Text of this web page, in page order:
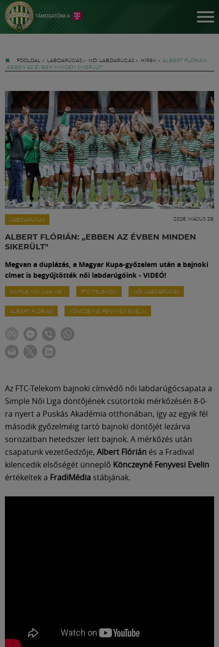
FŐOLDAL » LABDARÚGÁS » NŐI LABDARÚGÁS » HÍREK » ALBERT FLÓRIÁN:
„EBBEN AZ ÉVBEN MINDEN SIKERÜLT"
LABDARÚGÁS 2026. MÁJUS 28.
ALBERT FLÓRIÁN: „EBBEN AZ ÉVBEN MINDEN
SIKERÜLT"
Megvan a duplázás, a Magyar Kupa-győzelem után a bajnoki
címet is begyűjtötték női labdarúgóink - VIDEÓ!
SIMPLE NŐI LIGA NB I FTC-TELEKOM NŐI LABDARÚGÁS
ALBERT FLÓRIÁN KÖNCZEYNÉ FENYVESI EVELIN
Az FTC-Telekom bajnoki címvédő női labdarúgócsapata a
Simple Női Liga döntőjének csütörtöki mérkőzésén 8-0-
ra nyert a Puskás Akadémia otthonában, így az egyik fél
második győzelméig tartó bajnoki döntőjét lezárva
sorozatban hetedszer lett bajnok. A mérkőzés után
csapatunk vezetőedzője, Albert Flórián és a Fradival
kilencedik elsőségét ünneplő Könczeyné Fenyvesi Evelin
értékeltek a FradiMédia stábjának.
Jegyek
FM YouTube +
Hírek
Labdarúgás
Meccscenter
Klub
Szolgáltatások
Közösség
Múzeum
English